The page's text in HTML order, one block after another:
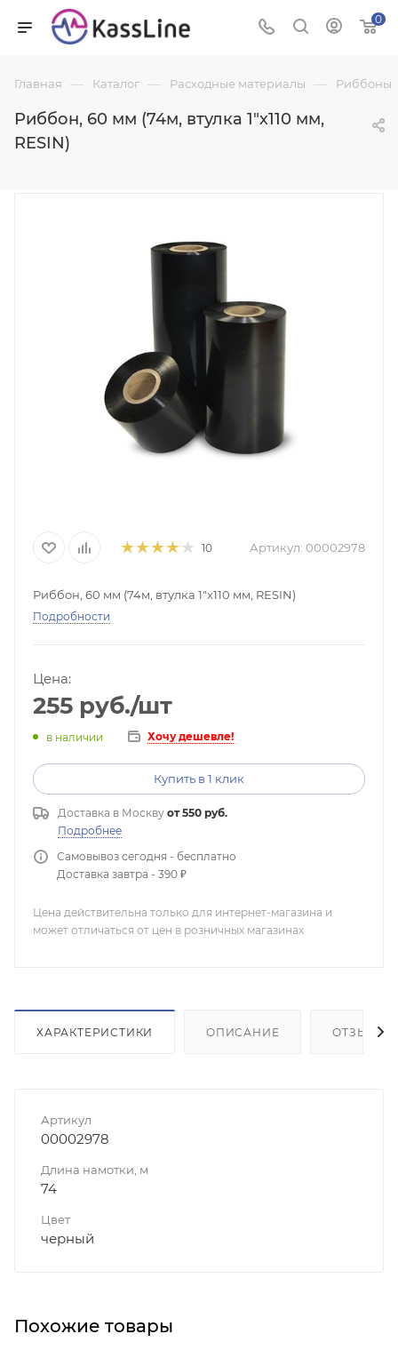
0
Главная — Каталог — Расходные материалы — Риббоны
Риббон, 60 мм (74м, втулка 1"х110 мм,
RESIN)
10 Артикул: 00002978
Риббон, 60 мм (74м, втулка 1"х110 мм, RESIN)
Подробности
Цена:
255 руб./шт
в наличии Хочу дешевле!
Купить в 1 клик
Доставка в Москву от 550 руб.
Подробнее
Самовывоз сегодня - бесплатно
Доставка завтра - 390 ₽
Цена действительна только для интернет-магазина и
может отличаться от цен в розничных магазинах
ХАРАКТЕРИСТИКИ ОПИСАНИЕ ОТЗЫВЫ
Артикул
00002978
Длина намотки, м
74
Цвет
черный
Похожие товары